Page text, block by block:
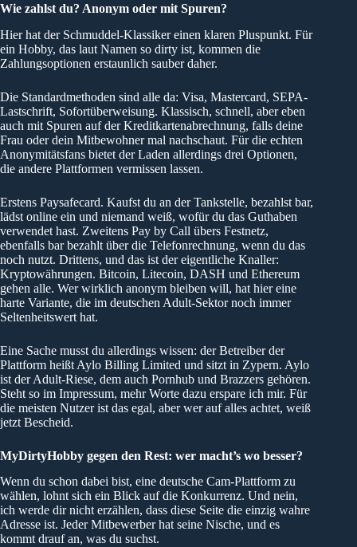
Wie zahlst du? Anonym oder mit Spuren?
Hier hat der Schmuddel-Klassiker einen klaren Pluspunkt. Für
ein Hobby, das laut Namen so dirty ist, kommen die
Zahlungsoptionen erstaunlich sauber daher.
Die Standardmethoden sind alle da: Visa, Mastercard, SEPA-
Lastschrift, Sofortüberweisung. Klassisch, schnell, aber eben
auch mit Spuren auf der Kreditkartenabrechnung, falls deine
Frau oder dein Mitbewohner mal nachschaut. Für die echten
Anonymitätsfans bietet der Laden allerdings drei Optionen,
die andere Plattformen vermissen lassen.
Erstens Paysafecard. Kaufst du an der Tankstelle, bezahlst bar,
lädst online ein und niemand weiß, wofür du das Guthaben
verwendet hast. Zweitens Pay by Call übers Festnetz,
ebenfalls bar bezahlt über die Telefonrechnung, wenn du das
noch nutzt. Drittens, und das ist der eigentliche Knaller:
Kryptowährungen. Bitcoin, Litecoin, DASH und Ethereum
gehen alle. Wer wirklich anonym bleiben will, hat hier eine
harte Variante, die im deutschen Adult-Sektor noch immer
Seltenheitswert hat.
Eine Sache musst du allerdings wissen: der Betreiber der
Plattform heißt Aylo Billing Limited und sitzt in Zypern. Aylo
ist der Adult-Riese, dem auch Pornhub und Brazzers gehören.
Steht so im Impressum, mehr Worte dazu erspare ich mir. Für
die meisten Nutzer ist das egal, aber wer auf alles achtet, weiß
jetzt Bescheid.
MyDirtyHobby gegen den Rest: wer macht’s wo besser?
Wenn du schon dabei bist, eine deutsche Cam-Plattform zu
wählen, lohnt sich ein Blick auf die Konkurrenz. Und nein,
ich werde dir nicht erzählen, dass diese Seite die einzig wahre
Adresse ist. Jeder Mitbewerber hat seine Nische, und es
kommt drauf an, was du suchst.